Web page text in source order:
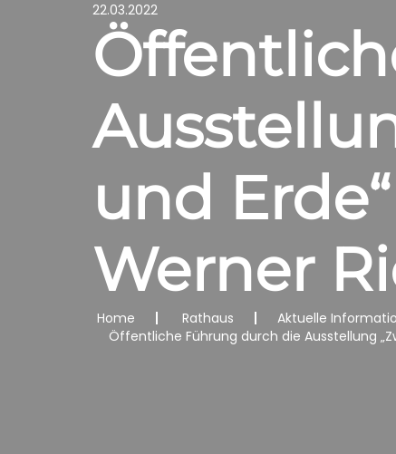
22.03.2022
und
Werner
Home Rathaus Aktuelle
Öffentliche Führung durch die Ausstellung